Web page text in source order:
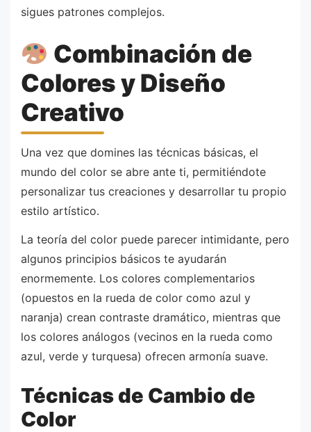
sigues patrones complejos.
Combinación de
Colores y Diseño
Creativo
Una vez que domines las técnicas básicas, el
mundo del color se abre ante ti, permitiéndote
personalizar tus creaciones y desarrollar tu propio
estilo artístico.
La teoría del color puede parecer intimidante, pero
algunos principios básicos te ayudarán
enormemente. Los colores complementarios
(opuestos en la rueda de color como azul y
naranja) crean contraste dramático, mientras que
los colores análogos (vecinos en la rueda como
azul, verde y turquesa) ofrecen armonía suave.
Técnicas de Cambio de
Color